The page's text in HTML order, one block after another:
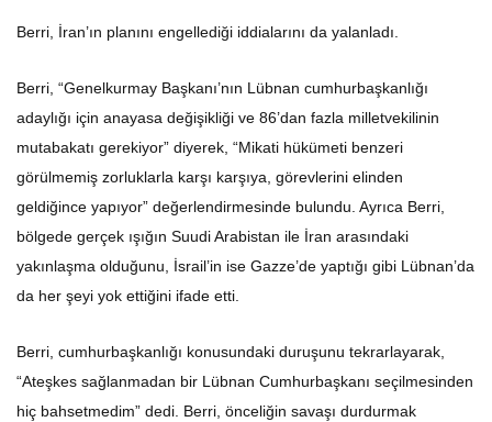
Berri, İran’ın planını engellediği iddialarını da yalanladı.
Berri, “Genelkurmay Başkanı’nın Lübnan cumhurbaşkanlığı
adaylığı için anayasa değişikliği ve 86’dan fazla milletvekilinin
mutabakatı gerekiyor” diyerek, “Mikati hükümeti benzeri
görülmemiş zorluklarla karşı karşıya, görevlerini elinden
geldiğince yapıyor” değerlendirmesinde bulundu. Ayrıca Berri,
bölgede gerçek ışığın Suudi Arabistan ile İran arasındaki
yakınlaşma olduğunu, İsrail’in ise Gazze’de yaptığı gibi Lübnan’da
da her şeyi yok ettiğini ifade etti.
Berri, cumhurbaşkanlığı konusundaki duruşunu tekrarlayarak,
“Ateşkes sağlanmadan bir Lübnan Cumhurbaşkanı seçilmesinden
hiç bahsetmedim” dedi. Berri, önceliğin savaşı durdurmak